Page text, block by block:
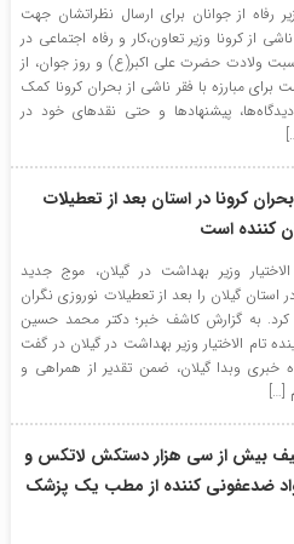
رفاه از جوانان برای ارسال نظراتشان جهت
ناشی از کرونا وزیر تعاون،کار و رفاه اجتماعی در
ولادت حضرت علی اکبر(ع) و روز جوان، از
برای مبارزه با فقر ناشی از بحران کرونا کمک
پیشنهادها و حتی نقدهای خود در
کرونا در استان بعد از تعطیلات
کننده است
الاختیار وزیر بهداشت در گیلان، موج جدید
استان گیلان را بعد از تعطیلات نوروزی نگران
کرد. به گزارش کاشف خبر؛ دکتر محمد حسین
تام الاختیار وزیر بهداشت در گیلان در گفت
خبری وبدا گیلان، ضمن تقدیر از همراهی و
[…]
بیش از سی هزار دستکش لاتکس و
ضدعفونی کننده از مطب یک پزشک